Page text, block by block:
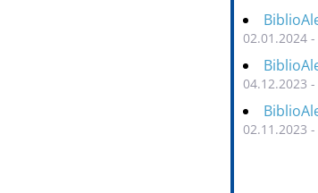
02.01.2024 -
04.12.2023 -
02.11.2023 -